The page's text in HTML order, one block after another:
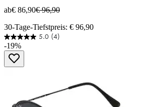
ab€ 86,90€ 96,90
30-Tage-Tiefstpreis: € 96,90
5.0 (4)
5.0
von
Sternen.
-19%